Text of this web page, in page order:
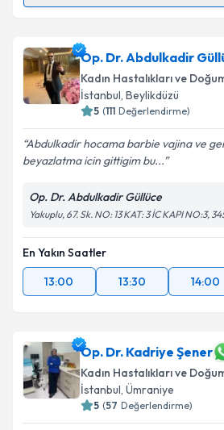
takvim hazırlandığında e-posta
E-posta Adresiniz
Kişisel verilerimin
kapsamda işlenmesini kabul
Op. Dr. Abdulkadir
Kadın Hastalıkları ve
İstanbul, Beylikdüzü
5 (111 Değerlendirme)
Abdulkadir hocama barbie vajina ve
beyazlatma icin gittigim bu...
Op. Dr. Abdulkadir Güllüce
Yakuplu, 67. Sk. NO: 13 KAT: 3 İC KAPI NO:3,
En Yakın Saatler
13:00
13:30 14:00
Op. Dr. Kadriye Şener
Kadın Hastalıkları ve
İstanbul, Ümraniye
5 (57 Değerlendirme)